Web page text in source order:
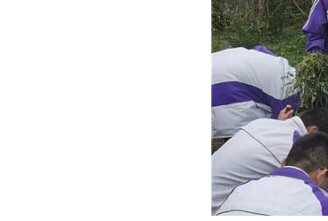
2026年冬奧會 CBA
體育江湖 文
一帶一路 央博 非
雲起 超級工廠